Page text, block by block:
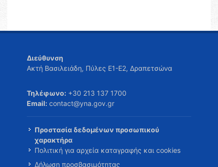
Διεύθυνση
Ακτή Βασιλειάδη, Πύλες Ε1-Ε2, Δραπετσώνα
Τηλέφωνο: +30 213 137 1700
Email: contact@yna.gov.gr
Προστασία δεδομένων προσωπικού
χαρακτήρα
Πολιτική για αρχεία καταγραφής και cookies
Δήλωση προσβασιμότητας